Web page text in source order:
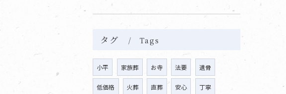
タグ Tags
小平 家族葬 お寺 法要 遺骨
低価格 火葬 直葬 安心 丁寧